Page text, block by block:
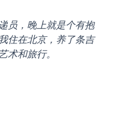
员，晚上就是个有抱
住在北京，养了条吉
术和旅行。